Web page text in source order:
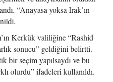
“Anayasa yoksa Irak’ın
Kerkük valiliğine “Rashid
sonucu” geldiğini belirtti.
bir seçim yapılsaydı ve bu
olurdu” ifadeleri kullanıldı.